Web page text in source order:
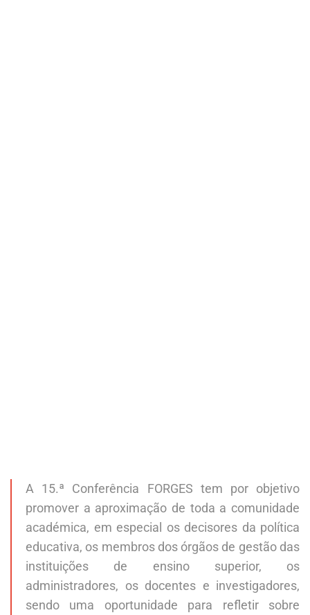
A 15.ª Conferência FORGES tem por objetivo
promover a aproximação de toda a comunidade
académica, em especial os decisores da política
educativa, os membros dos órgãos de gestão das
instituições de ensino superior, os
administradores, os docentes e investigadores,
sendo uma oportunidade para refletir sobre